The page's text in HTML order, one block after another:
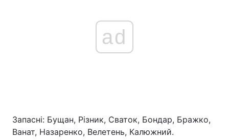
ad
Запасні: Бущан, Різник, Сваток, Бондар, Бражко,
Ванат, Назаренко, Велетень, Калюжний.